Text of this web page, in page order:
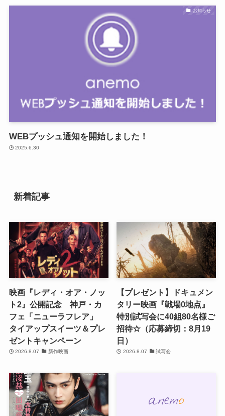
お知らせ
WEBプッシュ通知を開始しました！
2025.6.30
新着記事
映画『レディ・オア・ノッ
ト2』公開記念 神戸・カ
フェ「ニューラフレア」
タイアップスイーツ＆プレ
ゼントキャンペーン
2026.8.07 新作映画
【プレゼント】ドキュメン
タリー映画『戦場0地点』
特別試写会に40組80名様ご
招待☆（応募締切：8月19
日）
2026.8.07 試写会